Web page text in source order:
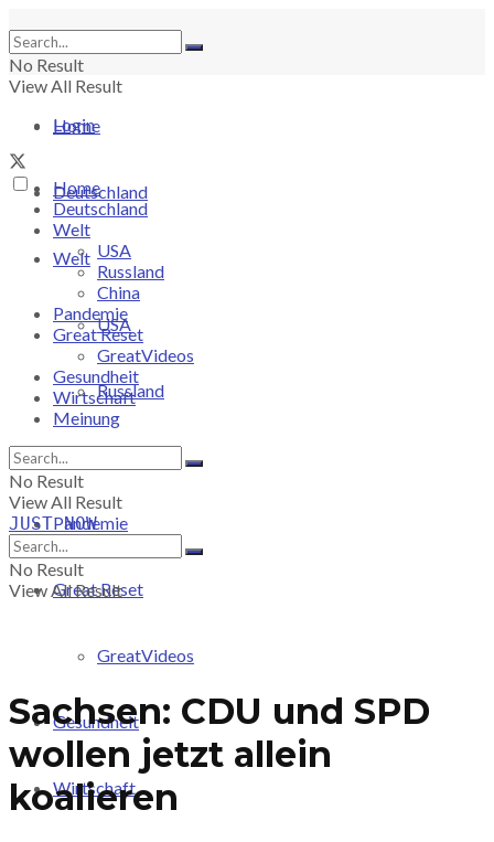
No Result
View All Result
Login
Home
Deutschland
Welt
USA
Russland
Pandemie
Great Reset
GreatVideos
Gesundheit
Wirtschaft
Home
Deutschland
Welt
USA
Russland
China
Pandemie
Great Reset
GreatVideos
Gesundheit
Wirtschaft
Meinung
No Result
View All Result
JUST-NOW
No Result
View All Result
Sachsen: CDU und SPD
wollen jetzt allein
koalieren